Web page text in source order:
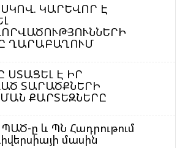
ԿԱՐԵՎՈՐ Է
ՂԱՐԱԲԱՂՈՒՄ
ՍՏԱՑԵԼ Է ԻՐ
ՏԱՐԱԾՔՆԵՐԻ
ՔԱՐՏԵԶՆԵՐԸ
ը և ՊՆ Հադրութում
մասին